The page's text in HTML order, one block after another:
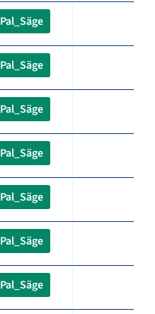
Pal_Säge
Pal_Säge
Pal_Säge
Pal_Säge
Pal_Säge
Pal_Säge
Pal_Säge